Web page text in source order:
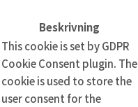
Beskrivning
This cookie is set by GDPR
Cookie Consent plugin. The
cookie is used to store the
user consent for the